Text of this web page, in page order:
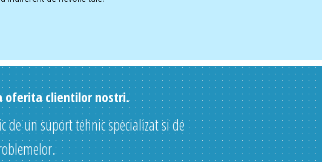
oferita clientilor nostri.
de un suport tehnic specializat si de